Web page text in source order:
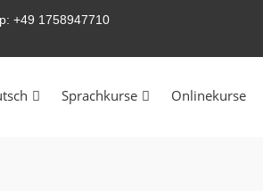
+49 1758947710
Sprachkurse Onlinekurse